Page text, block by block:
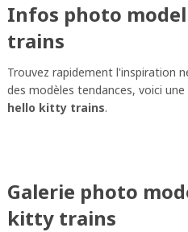
Infos photo
trains
Trouvez rapidement l'inspiration
des modèles tendances, voici une
hello kitty trains.
Galerie photo
kitty trains